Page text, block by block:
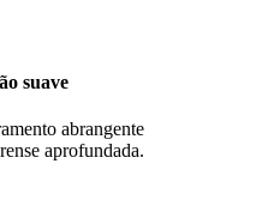
suave
abrangente
aprofundada.